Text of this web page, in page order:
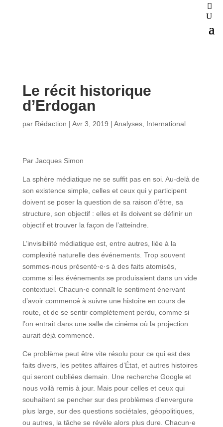
Le récit historique
d’Erdogan
par Rédaction | Avr 3, 2019 | Analyses, International
Par Jacques Simon
La sphère médiatique ne se suffit pas en soi. Au-delà de
son existence simple, celles et ceux qui y participent
doivent se poser la question de sa raison d’être, sa
structure, son objectif : elles et ils doivent se définir un
objectif et trouver la façon de l’atteindre.
L’invisibilité médiatique est, entre autres, liée à la
complexité naturelle des événements. Trop souvent
sommes-nous présenté·e·s à des faits atomisés,
comme si les événements se produisaient dans un vide
contextuel. Chacun·e connaît le sentiment énervant
d’avoir commencé à suivre une histoire en cours de
route, et de se sentir complètement perdu, comme si
l’on entrait dans une salle de cinéma où la projection
aurait déjà commencé.
Ce problème peut être vite résolu pour ce qui est des
faits divers, les petites affaires d’État, et autres histoires
qui seront oubliées demain. Une recherche Google et
nous voilà remis à jour. Mais pour celles et ceux qui
souhaitent se pencher sur des problèmes d’envergure
plus large, sur des questions sociétales, géopolitiques,
ou autres, la tâche se révèle alors plus dure. Chacun·e